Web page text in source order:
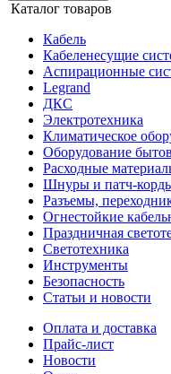
Каталог товаров
Кабель
Кабеленесущие
Аспирационные
Legrand
ДКС
Электротехника
Климатическое
Оборудование
Расходные
Шнуры и патч-
Разъемы,
Огнестойкие
Праздничная
Светотехника
Инструменты
Безопасность
Статьи и новости
Оплата и доставка
Прайс-лист
Новости